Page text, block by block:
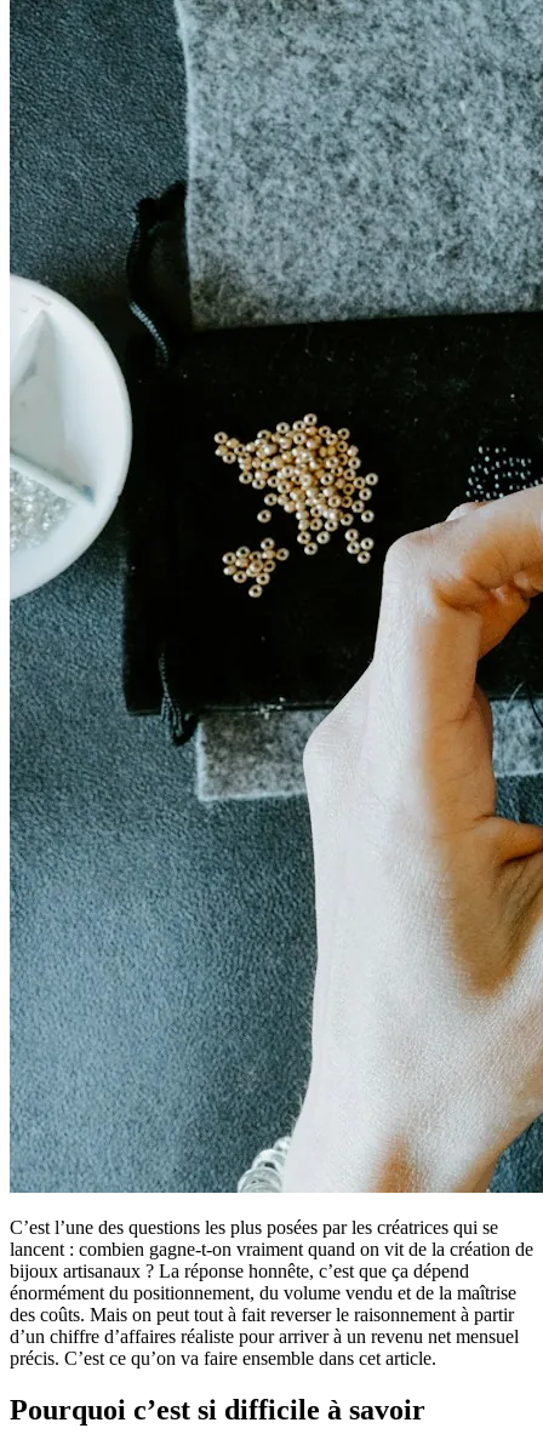
C’est l’une des questions les plus posées par les créatrices qui se
lancent : combien gagne-t-on vraiment quand on vit de la création de
bijoux artisanaux ? La réponse honnête, c’est que ça dépend
énormément du positionnement, du volume vendu et de la maîtrise
des coûts. Mais on peut tout à fait reverser le raisonnement à partir
d’un chiffre d’affaires réaliste pour arriver à un revenu net mensuel
précis. C’est ce qu’on va faire ensemble dans cet article.
Pourquoi c’est si difficile à savoir